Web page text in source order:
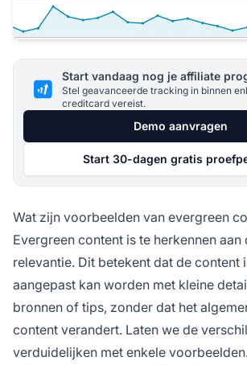
Start vandaag nog je affiliate
Stel geavanceerde tracking in binnen
creditcard vereist.
Demo aanvragen
Start 30-dagen gratis
Wat zijn voorbeelden van evergreen
Evergreen content is te herkennen
relevantie. Dit betekent dat de content
aangepast kan worden met kleine
bronnen of tips, zonder dat het
content verandert. Laten we de
verduidelijken met enkele